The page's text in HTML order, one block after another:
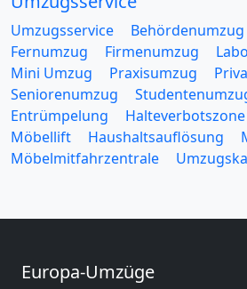
Umzugsservice Behördenumzug
Fernumzug
Firmenumzug
Mini Umzug
Praxisumzug
Seniorenumzug
Entrümpelung
Halteverbotszone
Möbellift
Haushaltsauflösung
Möbelmitfahrzentrale
Europa-Umzüge